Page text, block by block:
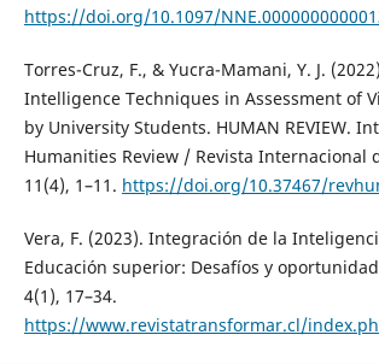
https://doi.org/10.1097/
Torres-Cruz, F., & Yucra-Mamani, Y. J.
Intelligence Techniques in Assessment of
by University Students. HUMAN REVIEW.
Humanities Review / Revista Internacional
11(4), 1–11. https://doi.org/10.37467/
Vera, F. (2023). Integración de la
Educación superior: Desafíos y
4(1), 17–34.
https://www.revistatransformar.cl/